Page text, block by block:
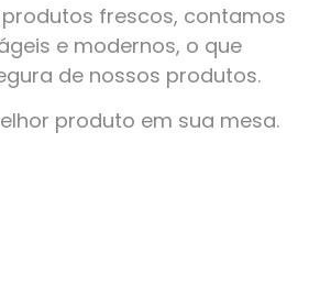
frescos, contamos
e modernos, o que
de nossos produtos.
produto em sua mesa.